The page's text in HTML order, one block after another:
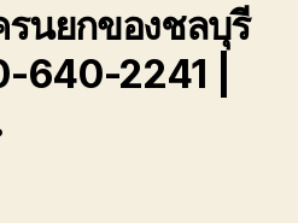
ของ
ชลบุรี
ราคา
ถูก
รนยกของชลบุรี
640-2241 |